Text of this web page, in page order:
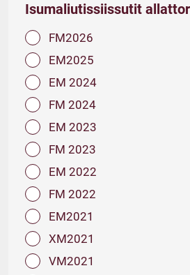
Isumaliutissiissutit
FM2026
EM2025
EM 2024
FM 2024
EM 2023
FM 2023
EM 2022
FM 2022
EM2021
XM2021
VM2021